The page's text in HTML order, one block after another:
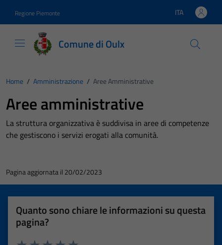
Regione Piemonte Lingua attiva:
ITA
Comune di Oulx
Home / Amministrazione / Aree Amministrative
Aree amministrative
La struttura organizzativa è suddivisa in aree di competenze
che gestiscono i servizi erogati alla comunità.
Pagina aggiornata il 20/02/2023
Quanto sono chiare le informazioni su questa
pagina?